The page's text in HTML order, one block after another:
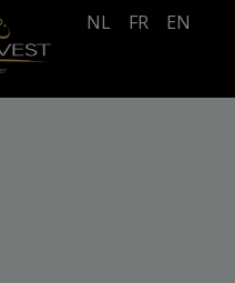
NL FR EN